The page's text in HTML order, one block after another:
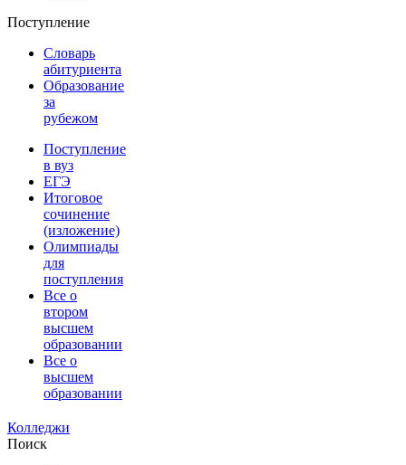
Поступление
Словарь
абитуриента
Образование
за
рубежом
Поступление
в вуз
ЕГЭ
Итоговое
сочинение
(изложение)
Олимпиады
для
поступления
Все о
втором
высшем
образовании
Все о
высшем
образовании
Колледжи
Поиск